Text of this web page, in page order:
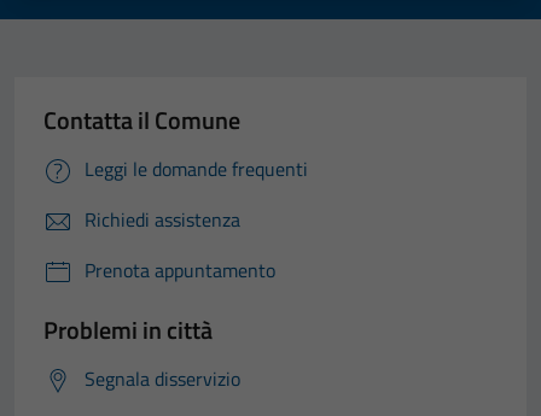
Contatta il Comune
Leggi le domande frequenti
Richiedi assistenza
Prenota appuntamento
Problemi in città
Segnala disservizio